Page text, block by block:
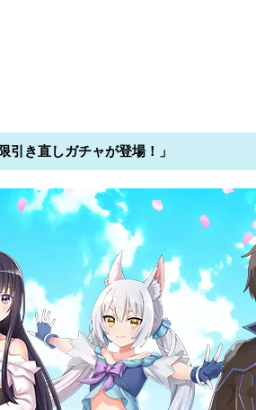
き直しガチャが登場！」